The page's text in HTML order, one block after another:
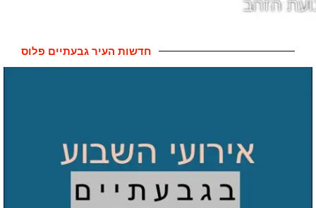
חדשות העיר גבעתיים פלוס